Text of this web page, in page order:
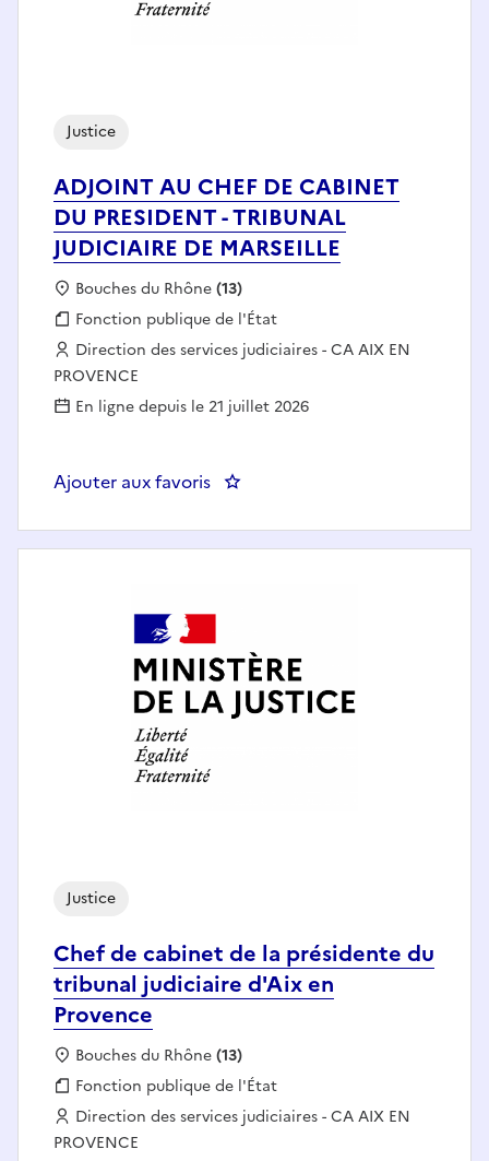
ADJOINT AU CHEF DE CABINET
DU PRESIDENT - TRIBUNAL
JUDICIAIRE DE MARSEILLE
Justice
Localisation :
Bouches du Rhône(13)
Fonction publique :
Fonction publique de l'État
Employeur :
Direction des services judiciaires - CA AIX EN
PROVENCE
En ligne depuis le 21 juillet 2026
Ajouter aux favoris : ADJOINT AU CHEF DE
Chef de cabinet de la présidente du
tribunal judiciaire d'Aix en
Provence
Justice
Localisation :
Bouches du Rhône(13)
Fonction publique :
Fonction publique de l'État
Employeur :
Direction des services judiciaires - CA AIX EN
PROVENCE